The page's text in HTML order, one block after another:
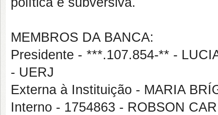
MEMBROS DA BANCA:
Presidente - ***.107.854-** -
- UERJ
Externa à Instituição - MARIA
Interno - 1754863 - ROBSON